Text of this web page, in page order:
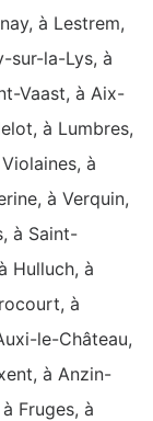
à Lestrem,
sur-la-Lys, à
Vaast, à Aix-
à Lumbres,
à
à Verquin,
à Saint-
Hulluch, à
à
le-Château,
à Anzin-
Fruges, à